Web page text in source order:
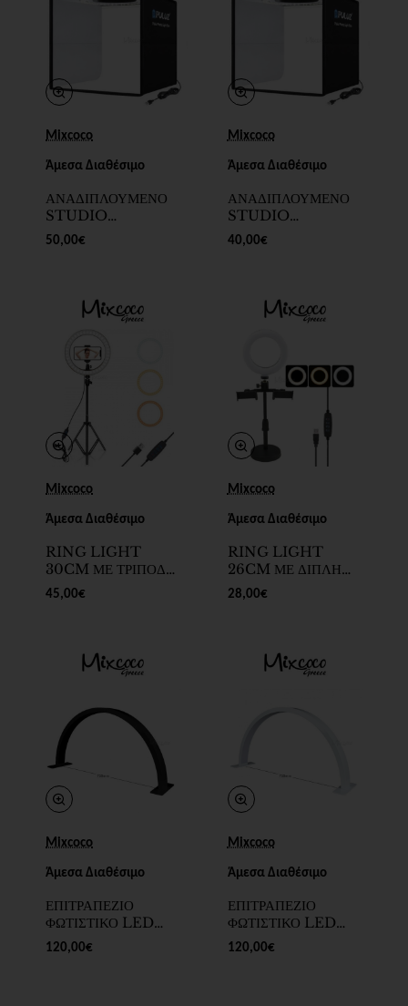
Mixcoco
Άμεσα Διαθέσιμο
ΑΝΑΔΙΠΛΟΥΜΕΝΟ
STUDIO
ΦΩΤΟΓΡΑΦΙΣΗΣ
30CM x 30CM -
50,00€
Mixcoco
Άμεσα Διαθέσιμο
ΑΝΑΔΙΠΛΟΥΜΕΝΟ
STUDIO
ΦΩΤΟΓΡΑΦΙΣΗΣ
25cm x 25cm -
40,00€
Mixcoco
Άμεσα Διαθέσιμο
RING LIGHT
30CM ΜΕ ΤΡΙΠΟΔΟ
- SKU 205504-12
45,00€
Mixcoco
Άμεσα Διαθέσιμο
RING LIGHT
26CM ΜΕ ΔΙΠΛΗ
ΒΑΣΗ ΚΙΝΗΤΟΥ -
SKU 205504-15
28,00€
Mixcoco
Άμεσα Διαθέσιμο
ΕΠΙΤΡΑΠΕΖΙΟ
ΦΩΤΙΣΤΙΚΟ LED
HALF MOON
750mm ΜΑΥΡΟ -
120,00€
Mixcoco
Άμεσα Διαθέσιμο
ΕΠΙΤΡΑΠΕΖΙΟ
ΦΩΤΙΣΤΙΚΟ LED
HALF MOON
750mm ΛΕΥΚΟ -
120,00€